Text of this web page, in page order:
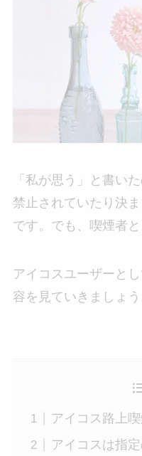
「私が思う」と書い
禁止されていたり決
です。でも、喫煙者
アイコスユーザーと
容を見ていきましょう
アイコス路上
アイコスは指